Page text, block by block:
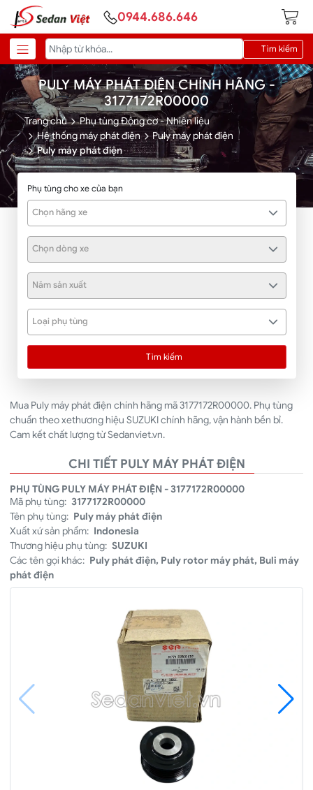
0944.686.646
Tìm kiếm
PULY MÁY PHÁT ĐIỆN CHÍNH HÃNG -
3177172R00000
Trang chủ
Phụ tùng Động cơ - Nhiên liệu
Hệ thống máy phát điện
Puly máy phát điện
Puly máy phát điện
Phụ tùng cho xe của bạn
Chọn hãng xe
Chọn dòng xe
Năm sản xuất
Loại phụ tùng
Tìm kiếm
Mua Puly máy phát điện chính hãng mã 3177172R00000. Phụ tùng
chuẩn theo xethương hiệu SUZUKI chính hãng, vận hành bền bỉ.
Cam kết chất lượng từ Sedanviet.vn.
CHI TIẾT PULY MÁY PHÁT ĐIỆN
PHỤ TÙNG PULY MÁY PHÁT ĐIỆN - 3177172R00000
Mã phụ tùng: 3177172R00000
Tên phụ tùng: Puly máy phát điện
Xuất xứ sản phẩm: Indonesia
Thương hiệu phụ tùng: SUZUKI
Các tên gọi khác: Puly phát điện, Puly rotor máy phát, Buli máy
phát điện